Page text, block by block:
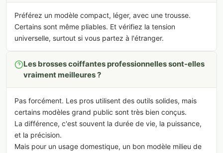
Préférez un modèle compact, léger, avec une trousse.
Certains sont même pliables. Et vérifiez la tension
universelle, surtout si vous partez à l'étranger.
Les brosses coiffantes professionnelles sont-elles
vraiment meilleures ?
Pas forcément. Les pros utilisent des outils solides, mais
certains modèles grand public sont très bien conçus.
La différence, c'est souvent la durée de vie, la puissance,
et la précision.
Mais pour un usage domestique, un bon modèle milieu de